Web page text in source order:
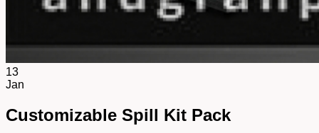
13
Jan
Customizable Spill Kit Pack